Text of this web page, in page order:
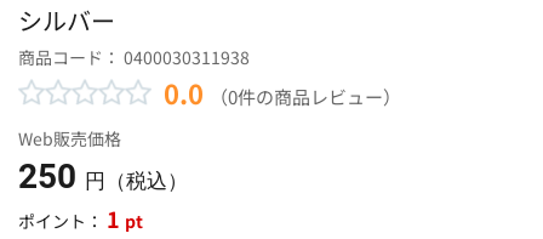
シルバー
商品コード： 0400030311938
0.0 （0件の商品レビュー）
Web販売価格
250 円（税込）
ポイント： 1 pt